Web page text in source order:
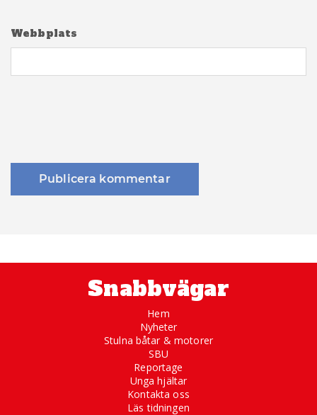
Webbplats
Snabbvägar
Hem
Nyheter
Stulna båtar & motorer
SBU
Reportage
Unga hjältar
Kontakta oss
Läs tidningen